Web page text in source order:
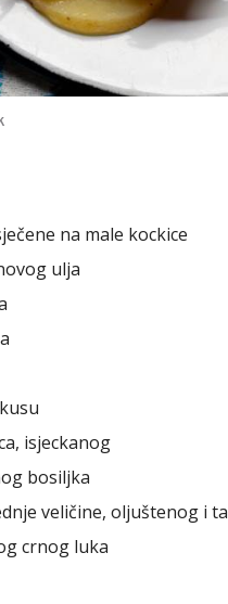
na male kockice
ulja
isjeckanog
bosiljka
veličine, oljuštenog i
crnog luka